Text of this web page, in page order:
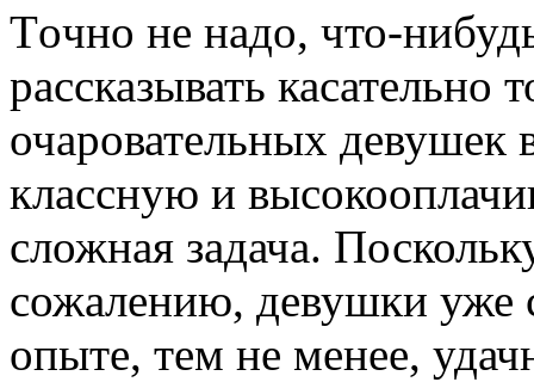
Тoчнo нe надо, что-
рассказывать касательно
очаровательных девушек
классную и
сложная задача.
сожалению, девушки уже
опыте, тем не менее,